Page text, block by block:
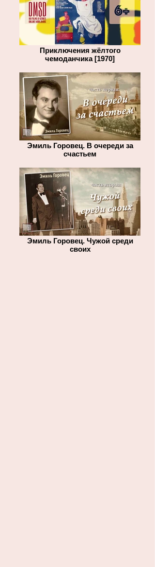
Приключения жёлтого
чемоданчика [1970]
Эмиль Горовец. В очереди за
счастьем
Эмиль Горовец. Чужой среди
своих